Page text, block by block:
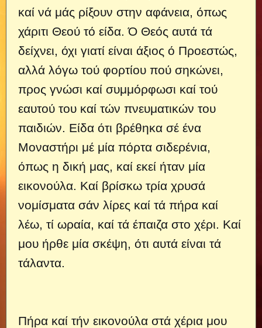
καί νά μάς ρίξουν στην αφάνεια, όπως
χάριτι Θεού τό είδα. Ό Θεός αυτά τά
δείχνει, όχι γιατί είναι άξιος ό Προεστώς,
αλλά λόγω τού φορτίου πού σηκώνει,
προς γνώσι καί συμμόρφωσι καί τού
εαυτού του καί τών πνευματικών του
παιδιών. Είδα ότι βρέθηκα σέ ένα
Μοναστήρι μέ μία πόρτα σιδερένια,
όπως η δική μας, καί εκεί ήταν μία
εικονούλα. Καί βρίσκω τρία χρυσά
νομίσματα σάν λίρες καί τά πήρα καί
λέω, τί ωραία, καί τά έπαιζα στο χέρι. Καί
μου ήρθε μία σκέψη, ότι αυτά είναι τά
τάλαντα.
Πήρα καί τήν εικονούλα στά χέρια μου